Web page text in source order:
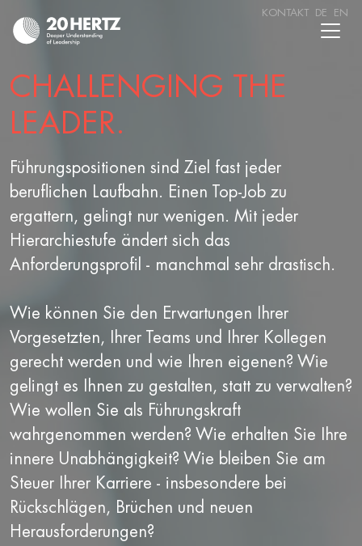
KONTAKT DE EN
CHALLENGING THE
LEADER.
Führungspositionen sind Ziel fast jeder
beruflichen Laufbahn. Einen Top-Job zu
ergattern, gelingt nur wenigen. Mit jeder
Hierarchiestufe ändert sich das
Anforderungsprofil - manchmal sehr drastisch.
Wie können Sie den Erwartungen Ihrer
Vorgesetzten, Ihrer Teams und Ihrer Kollegen
gerecht werden und wie Ihren eigenen? Wie
gelingt es Ihnen zu gestalten, statt zu verwalten?
Wie wollen Sie als Führungskraft
wahrgenommen werden? Wie erhalten Sie Ihre
innere Unabhängigkeit? Wie bleiben Sie am
Steuer Ihrer Karriere - insbesondere bei
Rückschlägen, Brüchen und neuen
Herausforderungen?